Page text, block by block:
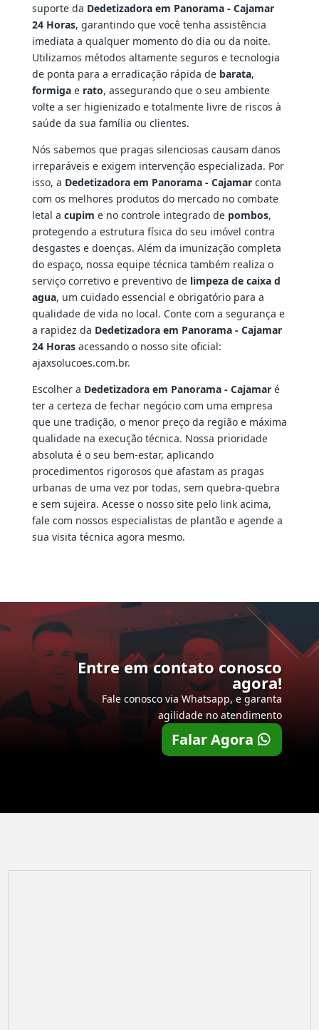
suporte da Dedetizadora em Panorama - Cajamar
24 Horas, garantindo que você tenha assistência
imediata a qualquer momento do dia ou da noite.
Utilizamos métodos altamente seguros e tecnologia
de ponta para a erradicação rápida de barata,
formigae rato, assegurando que o seu ambiente
volte a ser higienizado e totalmente livre de riscos à
saúde da sua família ou clientes.
Nós sabemos que pragas silenciosas causam danos
irreparáveis e exigem intervenção especializada. Por
isso, a Dedetizadora em Panorama - Cajamarconta
com os melhores produtos do mercado no combate
letal a cupim e no controle integrado de pombos,
protegendo a estrutura física do seu imóvel contra
desgastes e doenças. Além da imunização completa
do espaço, nossa equipe técnica também realiza o
serviço corretivo e preventivo de limpeza de caixa d
agua, um cuidado essencial e obrigatório para a
qualidade de vida no local. Conte com a segurança e
a rapidez da Dedetizadora em Panorama - Cajamar
24 Horasacessando o nosso site oficial:
ajaxsolucoes.com.br.
Escolher a Dedetizadora em Panorama - Cajamaré
ter a certeza de fechar negócio com uma empresa
que une tradição, o menor preço da região e máxima
qualidade na execução técnica. Nossa prioridade
absoluta é o seu bem-estar, aplicando
procedimentos rigorosos que afastam as pragas
urbanas de uma vez por todas, sem quebra-quebra
e sem sujeira. Acesse o nosso site pelo link acima,
fale com nossos especialistas de plantão e agende a
sua visita técnica agora mesmo.
Entre em contato conosco
agora!
Fale conosco via Whatsapp, e garanta
agilidade no atendimento
Falar Agora